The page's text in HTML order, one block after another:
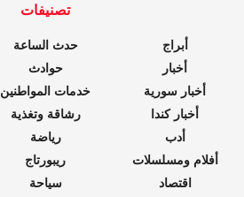
تصنيفات
أبراج
أخبار
أخبار سورية
أخبار كندا
أدب
أفلام ومسلسلات
اقتصاد
حدث الساعة
حوادث
خدمات المواطنين
رشاقة وتغذية
رياضة
ريبورتاج
سياحة